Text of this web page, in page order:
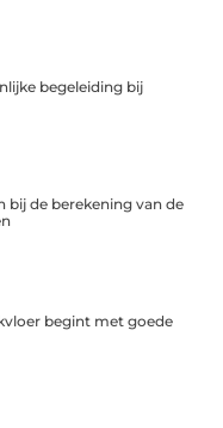
begeleiding bij
bij de berekening van de
begint met goede